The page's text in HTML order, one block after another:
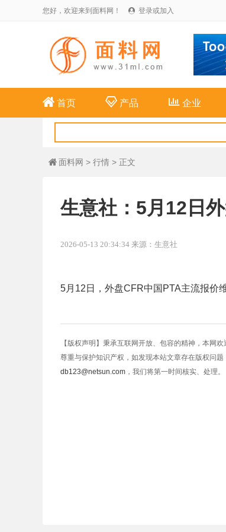
您好，欢迎来到面料网！  登录或加入
 首页 产品 企业
 面料网 > 行情 > 正文
生意社：5月12日
2026-05-13 20:34:34 来源：生意社
5月12日，外盘CFR中国PTA主流报价
【版权声明】秉承互联网开放、包容的精神，本网
尊重与保护知识产权，如发现本站文章存在版权问
db123@netsun.com ，我们将第一时间核实、处理。